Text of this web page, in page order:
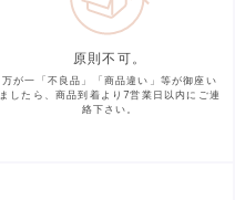
原則不可。
万が一「不良品」「商品違い」等が御座い
ましたら、商品到着より7営業日以内にご連
絡下さい。